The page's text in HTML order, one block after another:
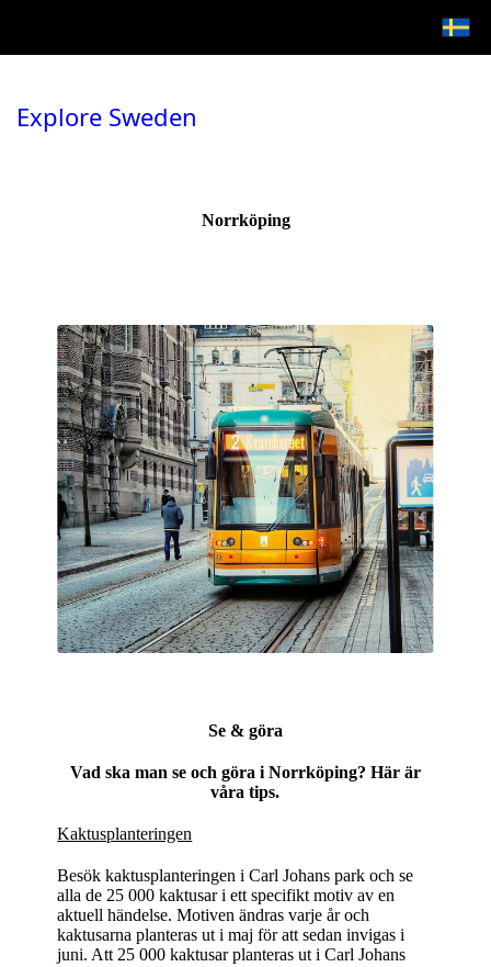
Explore Sweden
Norrköping
Se & göra
Vad ska man se och göra i Norrköping? Här är
våra tips.
Kaktusplanteringen
Besök kaktusplanteringen i Carl Johans park och se
alla de 25 000 kaktusar i ett specifikt motiv av en
aktuell händelse. Motiven ändras varje år och
kaktusarna planteras ut i maj för att sedan invigas i
juni. Att 25 000 kaktusar planteras ut i Carl Johans